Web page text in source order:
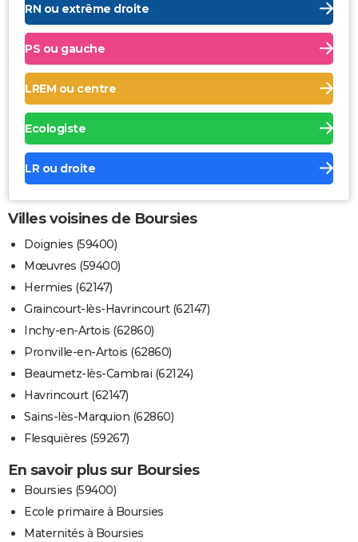
RN ou extrême droite
PS ou gauche
LREM ou centre
Ecologiste
LR ou droite
Villes voisines de Boursies
Doignies (59400)
Mœuvres (59400)
Hermies (62147)
Graincourt-lès-Havrincourt (62147)
Inchy-en-Artois (62860)
Pronville-en-Artois (62860)
Beaumetz-lès-Cambrai (62124)
Havrincourt (62147)
Sains-lès-Marquion (62860)
Flesquières (59267)
En savoir plus sur Boursies
Boursies (59400)
Ecole primaire à Boursies
Maternités à Boursies